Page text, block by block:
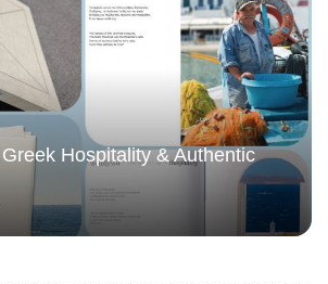
Hospitality & Authentic